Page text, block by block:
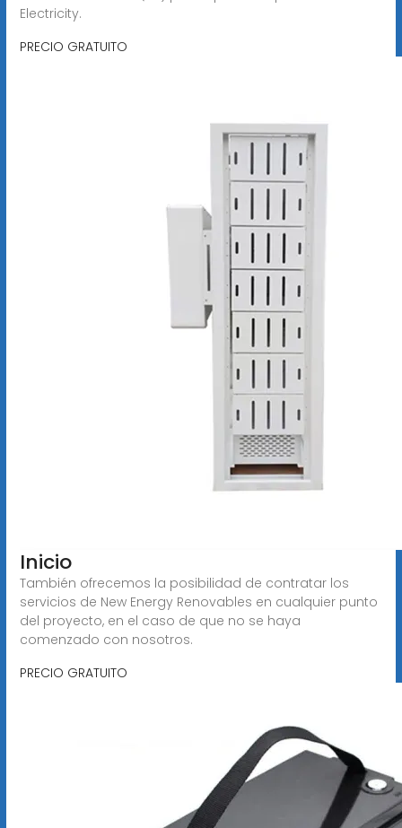
Electricity.
PRECIO GRATUITO
Inicio
También ofrecemos la posibilidad de contratar los
servicios de New Energy Renovables en cualquier punto
del proyecto, en el caso de que no se haya
comenzado con nosotros.
PRECIO GRATUITO